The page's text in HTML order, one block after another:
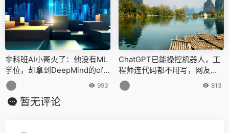
非科班AI小哥火了：他没有ML
学位，却拿到DeepMind的offe
r
993
ChatGPT已能操控机器人，工
程师连代码都不用写，网友：
微软在搞天网？
813
暂无评论